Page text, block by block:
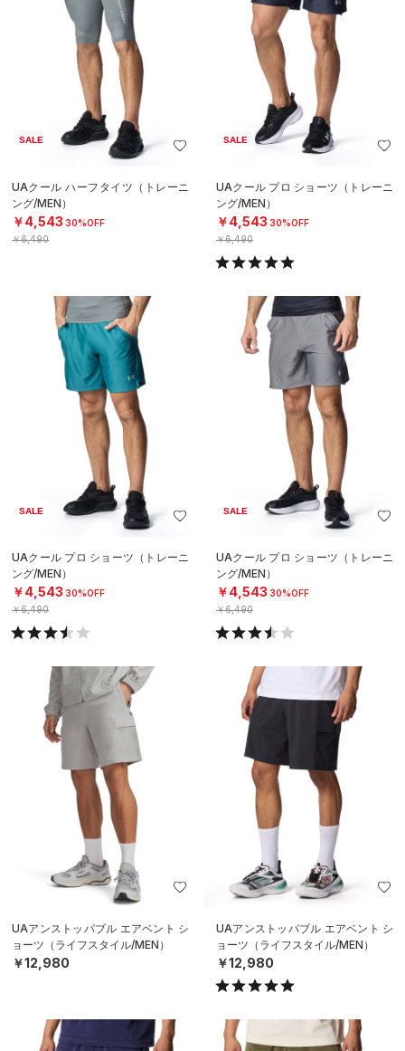
SALE
UAクール ハーフタイツ（トレーニ
ング/MEN）
￥4,543 30%OFF
￥6,490
SALE
UAクール プロ ショーツ（トレーニ
ング/MEN）
￥4,543 30%OFF
￥6,490
SALE
UAクール プロ ショーツ（トレーニ
ング/MEN）
￥4,543 30%OFF
￥6,490
SALE
UAクール プロ ショーツ（トレーニ
ング/MEN）
￥4,543 30%OFF
￥6,490
UAアンストッパブル エアベント シ
ョーツ（ライフスタイル/MEN）
￥12,980
UAアンストッパブル エアベント シ
ョーツ（ライフスタイル/MEN）
￥12,980